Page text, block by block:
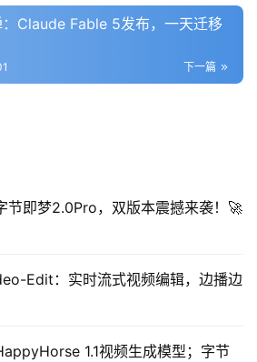
Claude Fable 5发布，一天迁移
下一篇
节即梦2.0Pro，双版本震撼来袭！🚀
Edit：实时流式视频编辑，边播边
1.1视频生成模型；字节